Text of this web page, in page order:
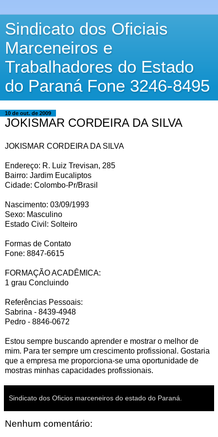
Sindicato dos Oficiais
Marceneiros e
Trabalhadores do Estado
do Paraná Fone 3246-8495
10 de out. de 2009
JOKISMAR CORDEIRA DA SILVA
JOKISMAR CORDEIRA DA SILVA
Endereço: R. Luiz Trevisan, 285
Bairro: Jardim Eucaliptos
Cidade: Colombo-Pr/Brasil
Nascimento: 03/09/1993
Sexo: Masculino
Estado Civil: Solteiro
Formas de Contato
Fone: 8847-6615
FORMAÇÃO ACADÊMICA:
1 grau Concluindo
Referências Pessoais:
Sabrina - 8439-4948
Pedro - 8846-0672
Estou sempre buscando aprender e mostrar o melhor de
mim. Para ter sempre um crescimento profissional. Gostaria
que a empresa me proporciona-se uma oportunidade de
mostras minhas capacidades profissionais.
Sindicato dos Oficios marceneiros do estado do Paraná.
Nenhum comentário: